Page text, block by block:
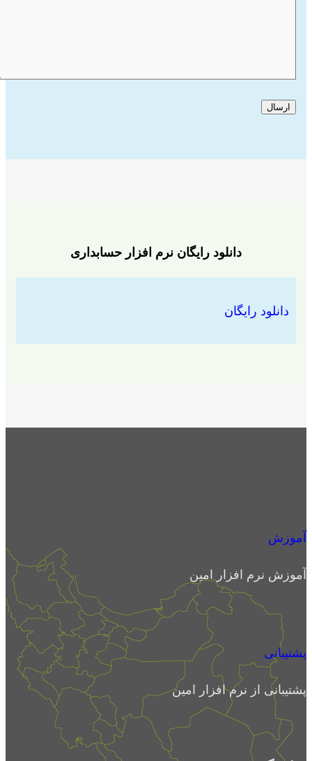
ارسال
دانلود رایگان نرم افزار حسابداری
دانلود رایگان
آموزش
آموزش نرم افزار امین
پشتیبانی
پشتیبانی از نرم افزار امین